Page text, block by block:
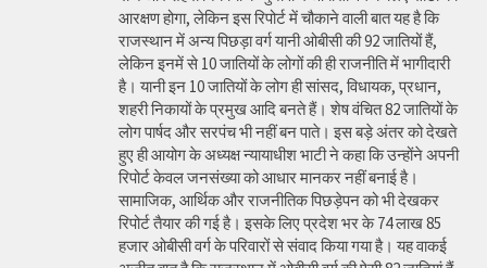
आरक्षण होगा, लेकिन इस रिपोर्ट में चौकाने वाली बात यह है कि
राजस्थान में अन्य पिछड़ा वर्ग यानी ओबीसी की 92 जातियों हैं,
लेकिन इनमें से 10 जातियों के लोगों की ही राजनीति में भागीदारी
है। यानी इन 10 जातियों के लोग ही सांसद, विधायक, प्रधान,
शहरी निकायों के प्रमुख आदि बनते हैं। शेष वंचित 82 जातियों के
लोग पार्षद और सरपंच भी नहीं बन पाते। इस बड़े अंतर को देखते
हुए ही आयोग के अध्यक्ष न्यायाधीश भाटी ने कहा कि उन्होंने अपनी
रिपोर्ट केवल जनसंख्या को आधार मानकर नहीं बनाई है।
सामाजिक, आर्थिक और राजनीतिक पिछड़ेपन को भी देखकर
रिपोर्ट तैयार की गई है। इसके लिए प्रदेश भर के 74 लाख 85
हजार ओबीसी वर्ग के परिवारों से संवाद किया गया है। यह वाकई